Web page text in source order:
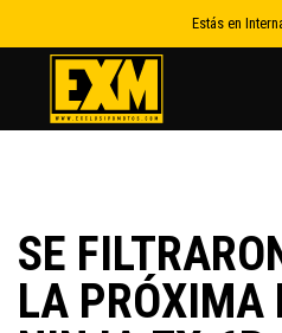
to
Estás en
SE
LA PRÓXIMA